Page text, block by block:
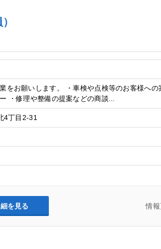
をお願いします。 ・車検や点検等のお客様への
・修理や整備の提案などの商談...
4丁目2-31
情
を見る